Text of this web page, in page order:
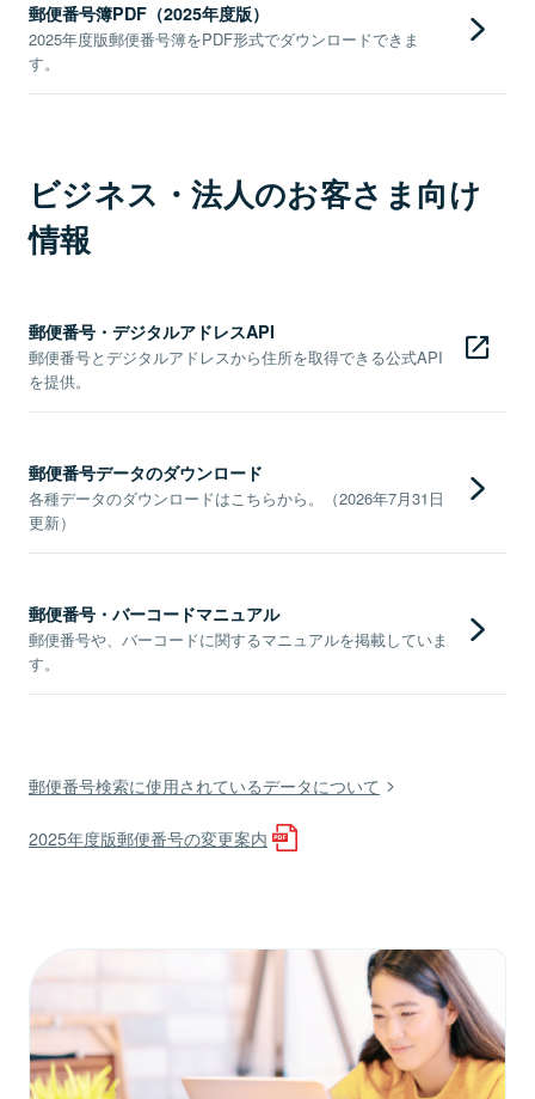
郵便番号簿PDF（2025年度版）
2025年度版郵便番号簿をPDF形式でダウンロードできま
す。
ビジネス・法人のお客さま向け
情報
郵便番号・デジタルアドレスAPI
郵便番号とデジタルアドレスから住所を取得できる公式API
を提供。
郵便番号データのダウンロード
各種データのダウンロードはこちらから。（2026年7月31日
更新）
郵便番号・バーコードマニュアル
郵便番号や、バーコードに関するマニュアルを掲載していま
す。
郵便番号検索に使用されているデータについて
2025年度版郵便番号の変更案内